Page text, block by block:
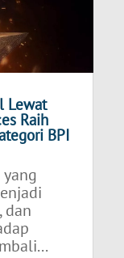
Lewat
Raih
BPI
dan